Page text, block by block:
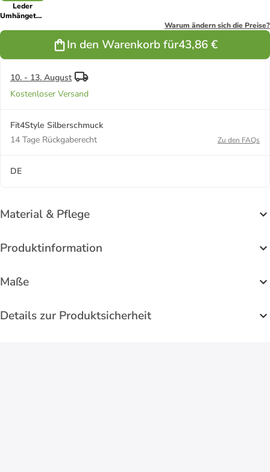
Leder
Umhängetasche
Tasche silber
Warum ändern sich die Preise?
In den Warenkorb für43,86 €
10. - 13. August
Kostenloser Versand
Fit4Style Silberschmuck
14 Tage Rückgaberecht
Zu den FAQs
DE
Material & Pflege
Produktinformation
Maße
Details zur Produktsicherheit